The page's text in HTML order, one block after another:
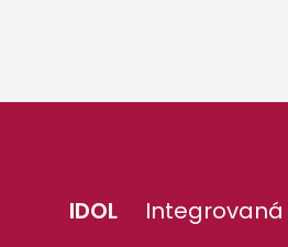
IDOL